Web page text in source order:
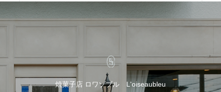
焼菓子店 ロワゾブル L'oiseaubleu